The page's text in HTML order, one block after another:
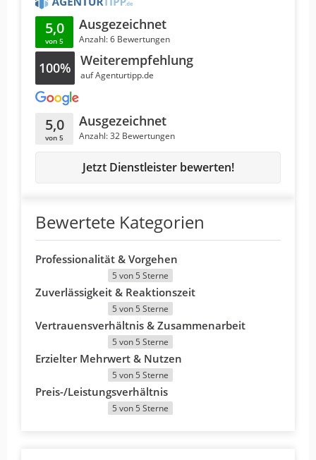
Bewertete Kategorien
Professionalität & Vorgehen
5 von 5 Sterne
Zuverlässigkeit & Reaktionszeit
5 von 5 Sterne
Vertrauensverhältnis & Zusammenarbeit
5 von 5 Sterne
Erzielter Mehrwert & Nutzen
5 von 5 Sterne
Preis-/Leistungsverhältnis
5 von 5 Sterne
5,0
von 5
Ausgezeichnet
Anzahl: 6 Bewertungen
100% Weiterempfehlung
auf Agenturtipp.de
5,0
von 5
Ausgezeichnet
Anzahl: 32 Bewertungen
Jetzt Dienstleister bewerten!